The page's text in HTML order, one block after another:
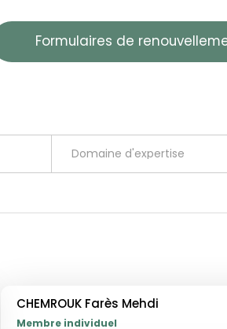
Formulaires de
Domaine d'expertise
DÉTAILSCHEMROUK Farès Mehdi
Membre individuel